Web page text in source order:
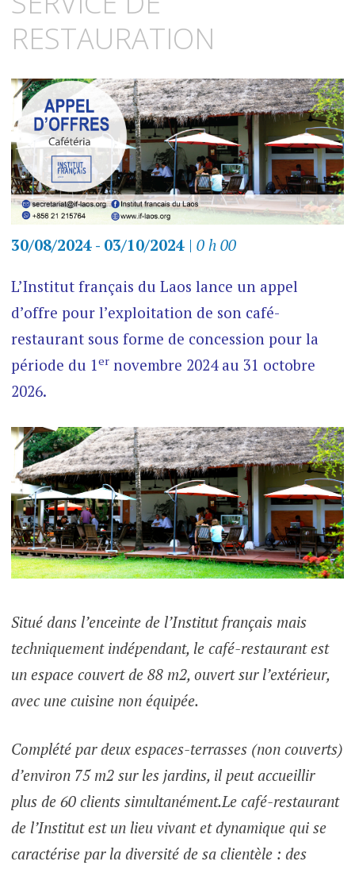
RESTAURATION
30/08/2024 - 03/10/2024| 0 h 00
L’Institut français du Laos lance un appel
d’offre pour l’exploitation de son café-
restaurant sous forme de concession pour la
période du 1ernovembre 2024 au 31 octobre
2026.
Situé dans l’enceinte de l’Institut français mais
techniquement indépendant, le café-restaurant est
un espace couvert de 88 m2, ouvert sur l’extérieur,
avec une cuisine non équipée.
Complété par deux espaces-terrasses (non couverts)
d’environ 75 m2 sur les jardins, il peut accueillir
plus de 60 clients simultanément.Le café-restaurant
de l’Institut est un lieu vivant et dynamique qui se
caractérise par la diversité de sa clientèle : des